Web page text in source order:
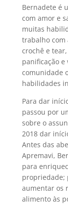
Bernadete é
com amor e
muitas
trabalho com
crochê e
panificação
comunidade
habilidades
Para dar
passou por
sobre o
2018 dar
Antes das
Apremavi,
para
propriedade;
aumentar os
alimento às